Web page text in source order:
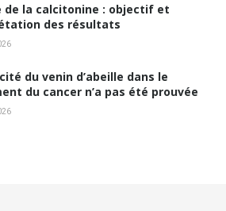
de la calcitonine : objectif et
des résultats
du venin d’abeille dans le
du cancer n’a pas été prouvée